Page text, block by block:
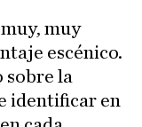
muy
escénico.
sobre la
identificar en